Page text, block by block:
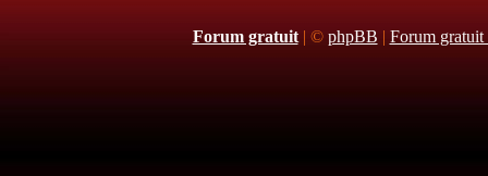
Forum gratuit| © phpBB | Forum gratuit